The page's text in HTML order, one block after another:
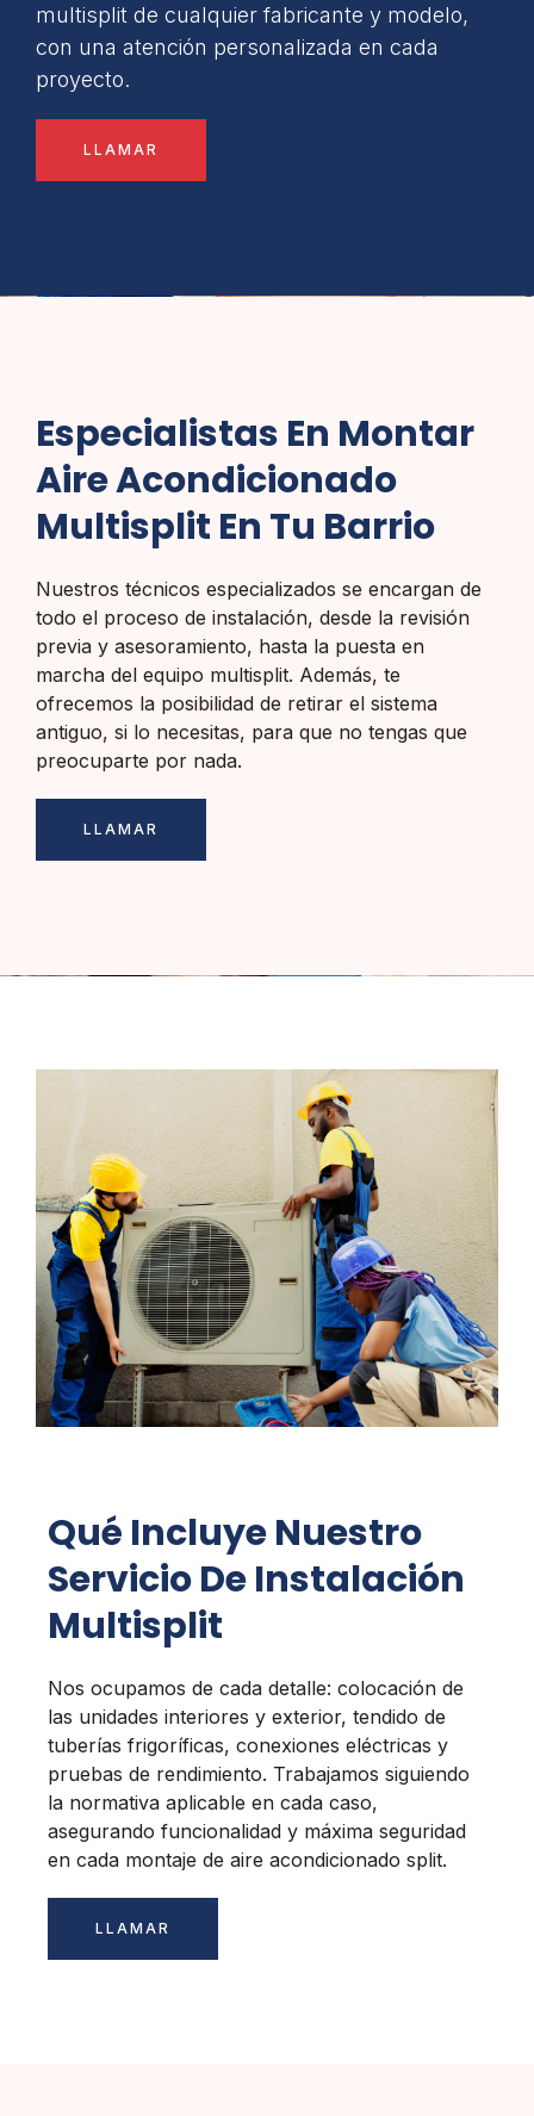
multisplit de cualquier fabricante y modelo,
con una atención personalizada en cada
proyecto.
LLAMAR
Especialistas En Montar
Aire Acondicionado
Multisplit En Tu Barrio
Nuestros técnicos especializados se encargan de
todo el proceso de instalación, desde la revisión
previa y asesoramiento, hasta la puesta en
marcha del equipo multisplit. Además, te
ofrecemos la posibilidad de retirar el sistema
antiguo, si lo necesitas, para que no tengas que
preocuparte por nada.
LLAMAR
Qué Incluye Nuestro
Servicio De Instalación
Multisplit
Nos ocupamos de cada detalle: colocación de
las unidades interiores y exterior, tendido de
tuberías frigoríficas, conexiones eléctricas y
pruebas de rendimiento. Trabajamos siguiendo
la normativa aplicable en cada caso,
asegurando funcionalidad y máxima seguridad
en cada montaje de aire acondicionado split.
LLAMAR